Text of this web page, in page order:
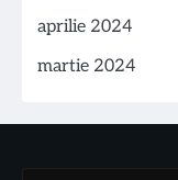
aprilie 2024
martie 2024